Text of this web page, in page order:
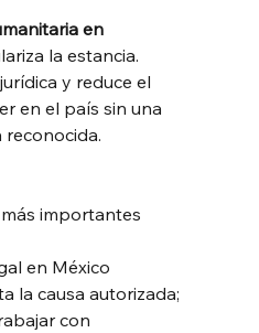
en
la estancia.
y reduce el
en el país sin una
importantes
en México
la causa autorizada;
con